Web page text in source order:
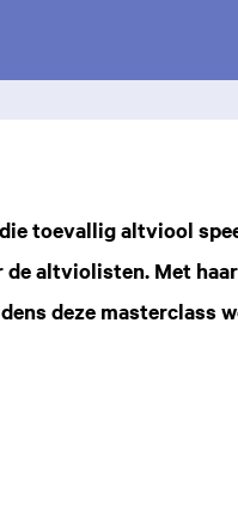
toevallig altviool
altviolisten. Met
deze masterclass